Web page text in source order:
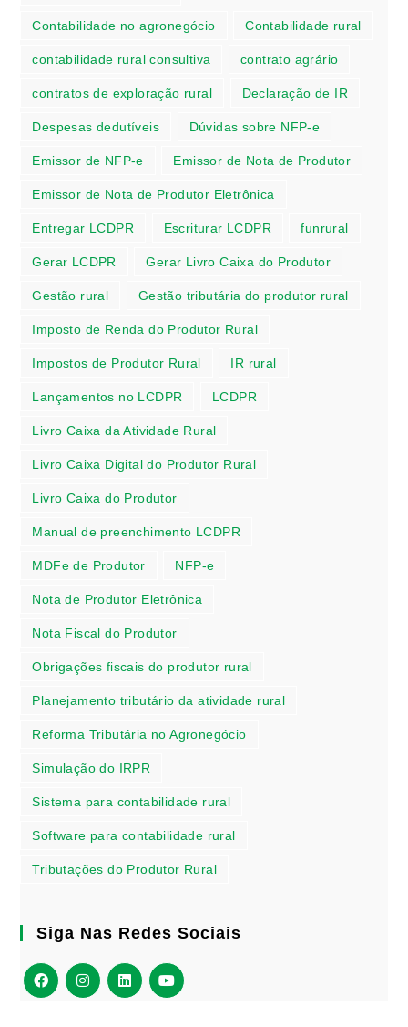
Contabilidade no agronegócio Contabilidade rural
contabilidade rural consultiva contrato agrário
contratos de exploração rural Declaração de IR
Despesas dedutíveis Dúvidas sobre NFP-e
Emissor de NFP-e Emissor de Nota de Produtor
Emissor de Nota de Produtor Eletrônica
Entregar LCDPR Escriturar LCDPR funrural
Gerar LCDPR Gerar Livro Caixa do Produtor
Gestão rural Gestão tributária do produtor rural
Imposto de Renda do Produtor Rural
Impostos de Produtor Rural IR rural
Lançamentos no LCDPR LCDPR
Livro Caixa da Atividade Rural
Livro Caixa Digital do Produtor Rural
Livro Caixa do Produtor
Manual de preenchimento LCDPR
MDFe de Produtor NFP-e
Nota de Produtor Eletrônica
Nota Fiscal do Produtor
Obrigações fiscais do produtor rural
Planejamento tributário da atividade rural
Reforma Tributária no Agronegócio
Simulação do IRPR
Sistema para contabilidade rural
Software para contabilidade rural
Tributações do Produtor Rural
Siga Nas Redes Sociais